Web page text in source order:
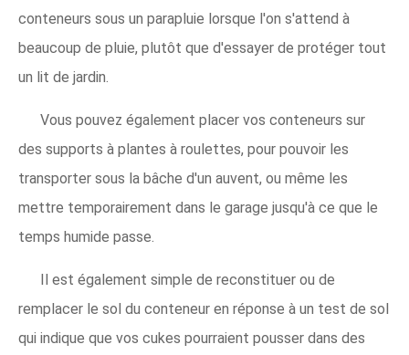
conteneurs sous un parapluie lorsque l'on s'attend à
beaucoup de pluie, plutôt que d'essayer de protéger tout
un lit de jardin.
Vous pouvez également placer vos conteneurs sur
des supports à plantes à roulettes, pour pouvoir les
transporter sous la bâche d'un auvent, ou même les
mettre temporairement dans le garage jusqu'à ce que le
temps humide passe.
Il est également simple de reconstituer ou de
remplacer le sol du conteneur en réponse à un test de sol
qui indique que vos cukes pourraient pousser dans des